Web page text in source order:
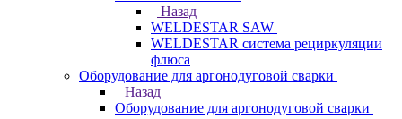
Назад
WELDESTAR SAW
WELDESTAR система рециркуляции
флюса
Оборудование для аргонодуговой сварки
Назад
Оборудование для аргонодуговой сварки